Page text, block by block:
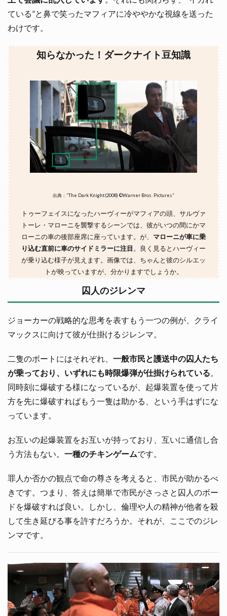
ている”と鼻で笑ったマフィアに冷ややかな視線を送った
わけです。
知らなかった！ダークナイト豆知識
出典：”The Dark Knight(2008) ©Warner Bros. Pictures”
トゥーフェイスになったハーヴィーがマフィアの頭、サルヴァ
トーレ・マローニを襲撃するシーンでは、彼がいつの間にかマ
ローニの車の後部座席に座っています。が、 マローニが車に乗
り込む直前に車のサイドミラーに注目 。良く見るとハーヴィー
が乗り込む様子が見えます。画像では、ちゃんと彼のシルエッ
トが映っていますが、分かりますでしょうか。
囚人のジレンマ
ジョーカーの戦略的な思考を表すもう一つの例が、クライ
マックスに向けて彼が仕掛けるジレンマ。
二隻のボートにはそれぞれ、 一般市民と護送中の囚人たち
が乗っており、いずれにも時限爆弾が仕掛けられている。
同時刻に爆破する様になっているが、起爆装置を使って片
方を先に爆破すればもう一隻は助かる、という手はずにな
っています。
お互いの起爆装置をお互いが持っており、互いに通信し合
う方法もない。 一種のチキンゲームです。
罪人か否かの観点で命の尊さを考えると、市民が助かるべ
きです。つまり、答えは簡単で市民がさっさと囚人のボー
ドを爆破すれば良い。しかし、倫理や人の精神が他者を殺
して生き延びる事を許すだろうか。それが、ここでのジレ
ンマです。